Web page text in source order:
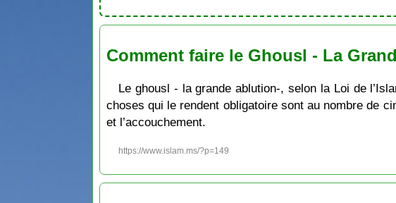
Comment faire le Ghousl - La
Le ghousl - la grande ablution-, selon la Loi de
choses qui le rendent obligatoire sont au nombre de
et l’accouchement.
https://www.islam.ms/?p=149